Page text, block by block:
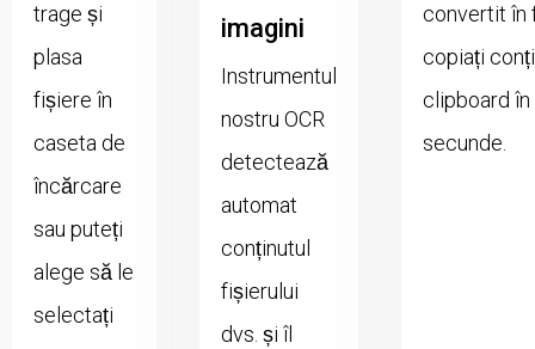
trage și
plasa
fișiere în
caseta de
încărcare
sau puteți
alege să le
selectați
imagini
Instrumentul
nostru OCR
detectează
automat
conținutul
fișierului
dvs. și îl
convertit în
copiați
clipboard
secunde.